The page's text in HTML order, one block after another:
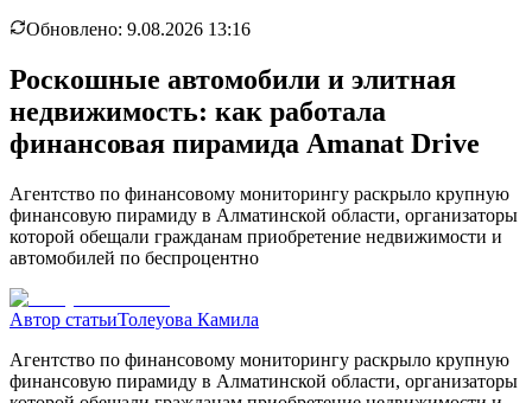
Обновлено: 9.08.2026 13:16
Роскошные автомобили и элитная
недвижимость: как работала
финансовая пирамида Amanat Drive
Агентство по финансовому мониторингу раскрыло крупную
финансовую пирамиду в Алматинской области, организаторы
которой обещали гражданам приобретение недвижимости и
автомобилей по беспроцентно
Автор статьиТолеуова Камила
Агентство по финансовому мониторингу раскрыло крупную
финансовую пирамиду в Алматинской области, организаторы